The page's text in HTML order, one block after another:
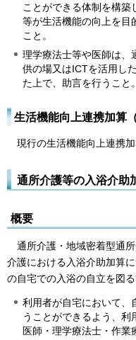
ことができる体制を構築
等が生活機能の向上を目
こと。
理学療法士等や医師は、
供の場又はICTを活用し
た上で、助言を行うこと。
生活機能向上連携加算
現行の生活機能向上連携
通所介護等の入浴介助
概要
通所介護・地域密着型通
介護における入浴介助加算
の自宅での入浴の自立を図
利用者が自宅において、
うことができるよう、利
医師・理学療法士・作